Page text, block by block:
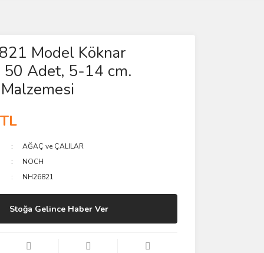
Model Köknar
50 Adet, 5-14 cm.
AĞAÇ ve ÇALILAR
NOCH
NH26821
Stoğa Gelince Haber Ver